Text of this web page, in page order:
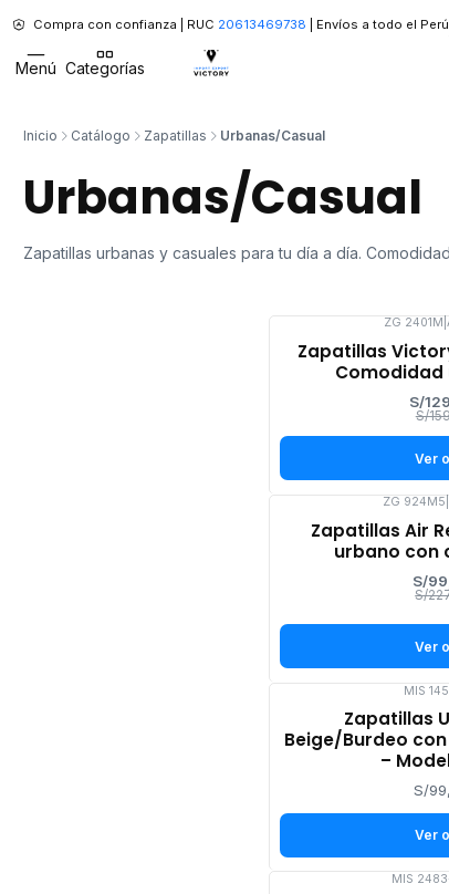
Menú Categorías
Compra con confianza | RUC 20613469738 | Envíos a todo el Perú
Inicio Catálogo Zapatillas Urbanas/Casual
Urbanas/Casual
Zapatillas urbanas y casuales para tu día a día.
-19%
OFF
ZG 2401M |
Zapatillas
Comodidad
S/
S/
Ver
-56%
OFF
ZG 924M5
Zapatillas Air
urbano con
S/
S/
Ver
MIS
Zapatillas
Beige/Burdeo
–
S/
Ver
MIS